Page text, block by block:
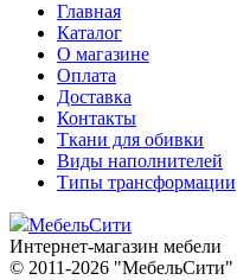
Главная
Каталог
О магазине
Оплата
Доставка
Контакты
Ткани для обивки
Виды наполнителей
Типы трансформации
МебельСити
Интернет-магазин мебели
© 2011-2026 "МебельСити"